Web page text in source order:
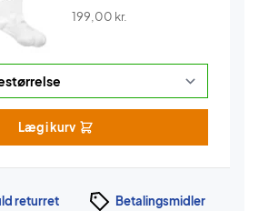
199,00 kr.
Læg i kurv
returret Betalingsmidler